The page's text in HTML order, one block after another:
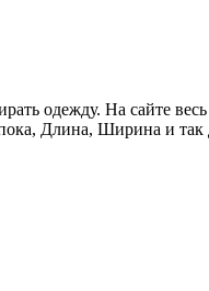
одежду. На сайте
Длина, Ширина и